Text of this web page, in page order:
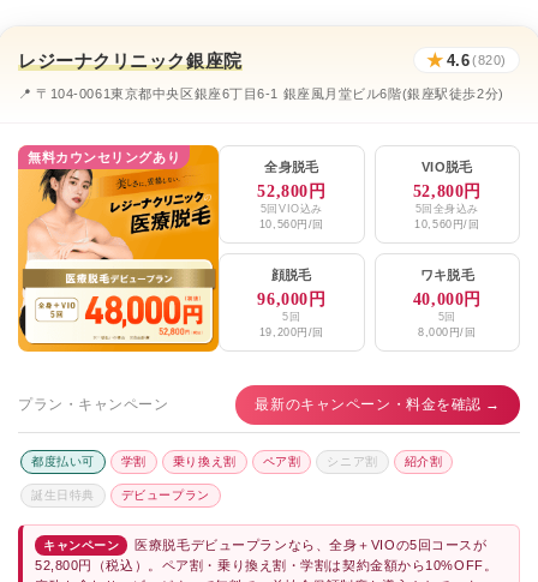
神谷町皮フ科形成外科 ★3.2 (24件)
神谷町スキンケアクリニック ★3.3 (26件)
神谷町スキンケアクリニック ★3.3 (26件)
エミナルクリニックメンズ銀座院 ★3.9 / 5（121件）
レジーナクリニックオム銀座院、上野院 ★4.6 / 5（820件）
湘南美容クリニック新橋銀座口院 ★4.6 / 5（2,216件）
★4.1 / 5（92件）
レジーナクリニック銀座院 ★ 4.6(820)
📍 〒104-0061東京都中央区銀座6丁目6-1 銀座風月堂ビル6階(銀座駅徒歩2分)
無料カウンセリングあり
全身脱毛
52,800円
5回VIO込み
10,560円/回
VIO脱毛
52,800円
5回全身込み
10,560円/回
顔脱毛
96,000円
5回
19,200円/回
ワキ脱毛
40,000円
5回
8,000円/回
プラン・キャンペーン 最新のキャンペーン・料金を確認 →
都度払い可 学割 乗り換え割 ペア割 シニア割 紹介割
誕生日特典 デビュープラン
キャンペーン
医療脱毛デビュープランなら、全身＋VIOの5回コースが
52,800円（税込）。ペア割・乗り換え割・学割は契約金額から10%OFF。